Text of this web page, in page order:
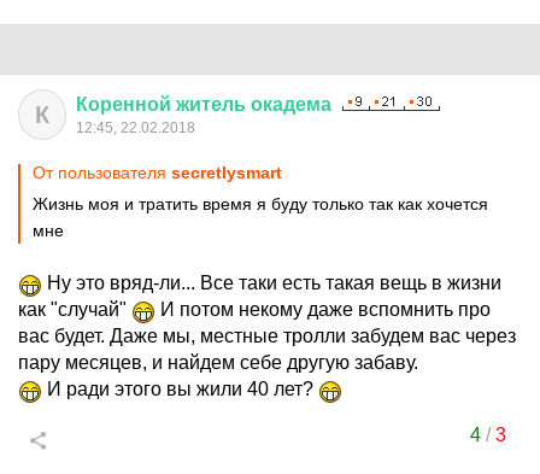
К Коренной житель окадема
12:45, 22.02.2018
От пользователя secretlysmart
Жизнь моя и тратить время я буду только так как хочется
мне
Ну это вряд-ли... Все таки есть такая вещь в жизни
как "случай"
И потом некому даже вспомнить про
вас будет. Даже мы, местные тролли забудем вас через
пару месяцев, и найдем себе другую забаву.
И ради этого вы жили 40 лет?
4/3